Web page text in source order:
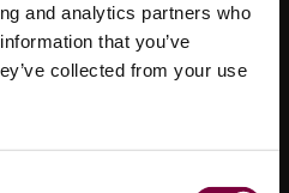
and analytics partners who
that you’ve
collected from your use
は、準備、修理、再仕上げと
ます。各段階は、精密さ、効
結果を提供するように設計さ